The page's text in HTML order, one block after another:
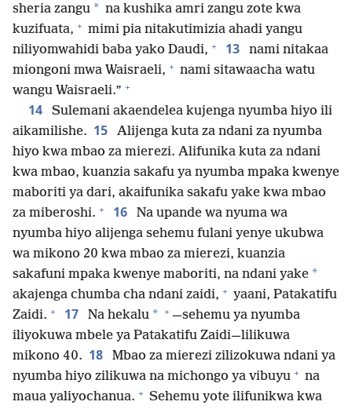
sheria zangu * na kushika amri zangu zote kwa
kuzifuata, + mimi pia nitakutimizia ahadi yangu
niliyomwahidi baba yako Daudi, + 13
nami nitakaa
miongoni mwa Waisraeli, + nami sitawaacha watu
wangu Waisraeli.” +
14
Sulemani akaendelea kujenga nyumba hiyo ili
aikamilishe. 15
Alijenga kuta za ndani za nyumba
hiyo kwa mbao za mierezi. Alifunika kuta za ndani
kwa mbao, kuanzia sakafu ya nyumba mpaka kwenye
maboriti ya dari, akaifunika sakafu yake kwa mbao
za miberoshi. + 16
Na upande wa nyuma wa
nyumba hiyo alijenga sehemu fulani yenye ukubwa
wa mikono 20 kwa mbao za mierezi, kuanzia
sakafuni mpaka kwenye maboriti, na ndani yake *
akajenga chumba cha ndani zaidi, + yaani, Patakatifu
Zaidi. + 17 Na hekalu * + —sehemu ya nyumba
iliyokuwa mbele ya Patakatifu Zaidi—lilikuwa
mikono 40. 18
Mbao za mierezi zilizokuwa ndani ya
nyumba hiyo zilikuwa na michongo ya vibuyu + na
maua yaliyochanua. + Sehemu yote ilifunikwa kwa